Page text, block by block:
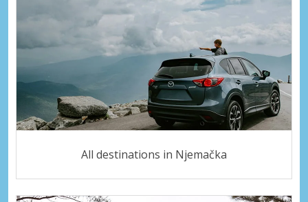
All destinations in Njemačka